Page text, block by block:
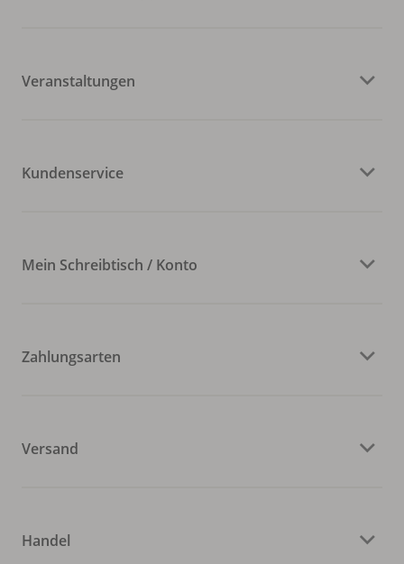
Veranstaltungen
Kundenservice
Mein Schreibtisch / Konto
Zahlungsarten
Versand
Handel